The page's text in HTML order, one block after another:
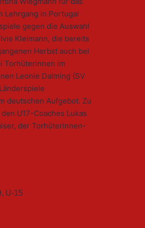
Lehrgang in Portugal
gegen die Auswahl
Kleimann, die bereits
Herbst auch bei
Torhüterinnen im
Leonie Dalming (SV
deutschen Aufgebot. Zu
U17-Coaches Lukas
der Torhüterinnen-
, U-15